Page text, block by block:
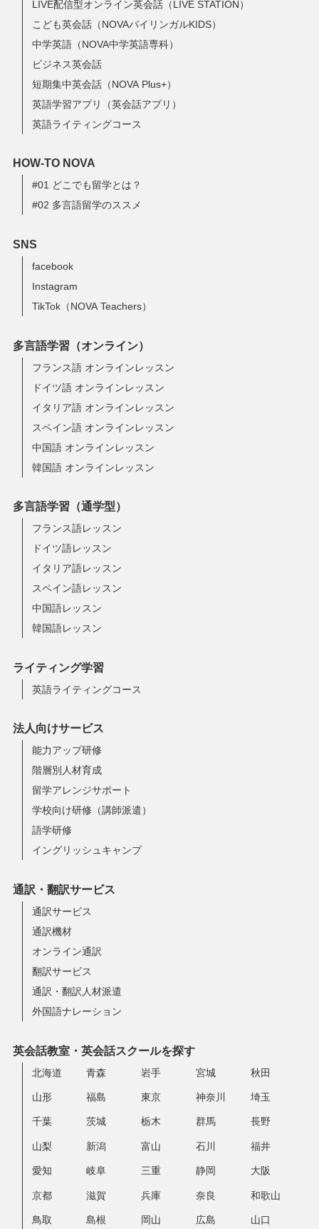
LIVE配信型オンライン英会話（LIVE STATION）
こども英会話（NOVAバイリンガルKIDS）
中学英語（NOVA中学英語専科）
ビジネス英会話
短期集中英会話（NOVA Plus+）
英語学習アプリ（英会話アプリ）
英語ライティングコース
HOW-TO NOVA
#01 どこでも留学とは？
#02 多言語留学のススメ
SNS
facebook
Instagram
TikTok（NOVA Teachers）
多言語学習（オンライン）
フランス語 オンラインレッスン
ドイツ語 オンラインレッスン
イタリア語 オンラインレッスン
スペイン語 オンラインレッスン
中国語 オンラインレッスン
韓国語 オンラインレッスン
多言語学習（通学型）
フランス語レッスン
ドイツ語レッスン
イタリア語レッスン
スペイン語レッスン
中国語レッスン
韓国語レッスン
ライティング学習
英語ライティングコース
法人向けサービス
能力アップ研修
階層別人材育成
留学アレンジサポート
学校向け研修（講師派遣）
語学研修
イングリッシュキャンプ
通訳・翻訳サービス
通訳サービス
通訳機材
オンライン通訳
翻訳サービス
通訳・翻訳人材派遣
外国語ナレーション
英会話教室・英会話スクールを探す
北海道 青森 岩手 宮城 秋田
山形 福島 東京 神奈川 埼玉
千葉 茨城 栃木 群馬 長野
山梨 新潟 富山 石川 福井
愛知 岐阜 三重 静岡 大阪
京都 滋賀 兵庫 奈良 和歌山
鳥取 島根 岡山 広島 山口